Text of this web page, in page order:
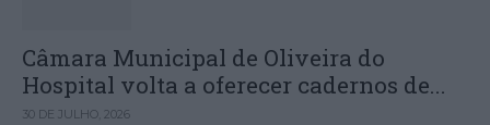
Câmara Municipal de Oliveira do
Hospital volta a oferecer cadernos de...
30 DE JULHO, 2026